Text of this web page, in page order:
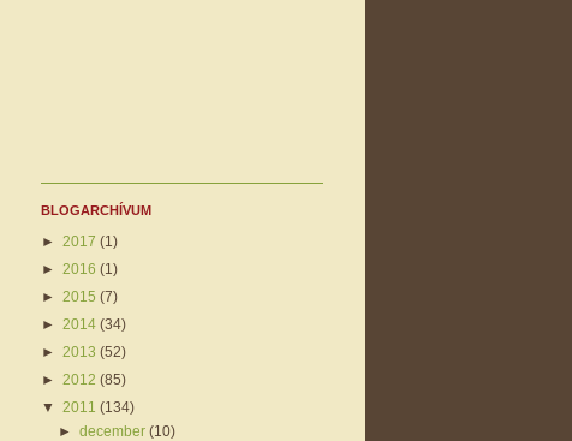
BLOGARCHÍVUM
► 2017 (1)
► 2016 (1)
► 2015 (7)
► 2014 (34)
► 2013 (52)
► 2012 (85)
▼ 2011 (134)
►december(10)